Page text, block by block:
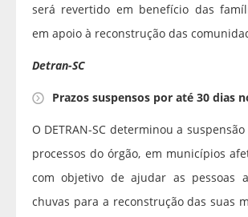
será revertido em benefício das
em apoio à reconstrução das
Detran-SC
Prazos suspensos por até 30 dias
O DETRAN-SC determinou a
processos do órgão, em municípios
com objetivo de ajudar as pessoas
chuvas para a reconstrução das suas